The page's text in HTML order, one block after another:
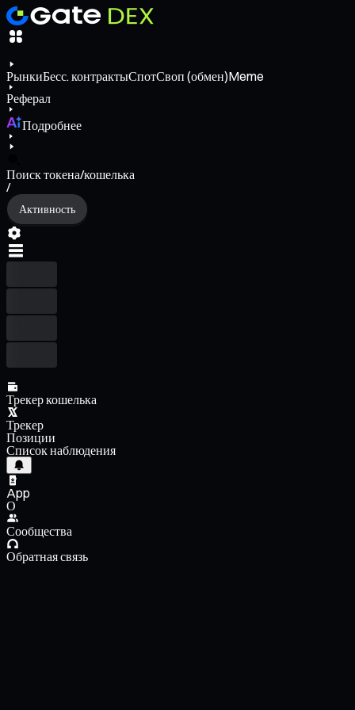
РынкиБесс. контрактыСпотСвоп (обмен)Meme
Реферал
Подробнее
Поиск токена/кошелька
/
Активность
Трекер кошелька
Трекер
Позиции
Список наблюдения
App
О
Сообщества
Обратная связь